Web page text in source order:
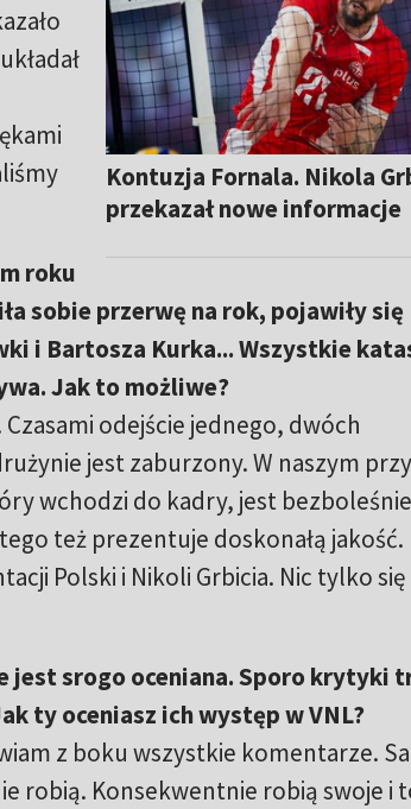
Kontuzja Fornala. Nikola
przekazał nowe informacje
roku
sobie przerwę na rok, pojawiły się
i Bartosza Kurka... Wszystkie
Jak to możliwe?
odejście jednego, dwóch
jest zaburzony. W naszym
wchodzi do kadry, jest bezboleśnie
też prezentuje doskonałą jakość.
Polski i Nikoli Grbicia. Nic tylko się
jest srogo oceniana. Sporo krytyki
ty oceniasz ich występ w VNL?
z boku wszystkie komentarze.
robią. Konsekwentnie robią swoje i